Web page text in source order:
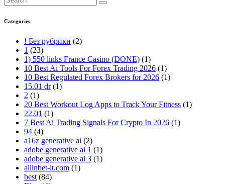
Categories
! Без рубрики (2)
1 (23)
1) 550 links France Casino (DONE) (1)
10 Best Ai Tools For Forex Trading 2026 (1)
10 Best Regulated Forex Brokers for 2026 (1)
15.01 dr(1)
2 (1)
20 Best Workout Log Apps to Track Your Fitness (1)
22.01 (1)
7 Best Ai Trading Signals For Crypto In 2026 (1)
94 (4)
a16z generative ai (2)
adobe generative ai 1 (1)
adobe generative ai 3 (1)
allinbet-it.com (1)
best (84)